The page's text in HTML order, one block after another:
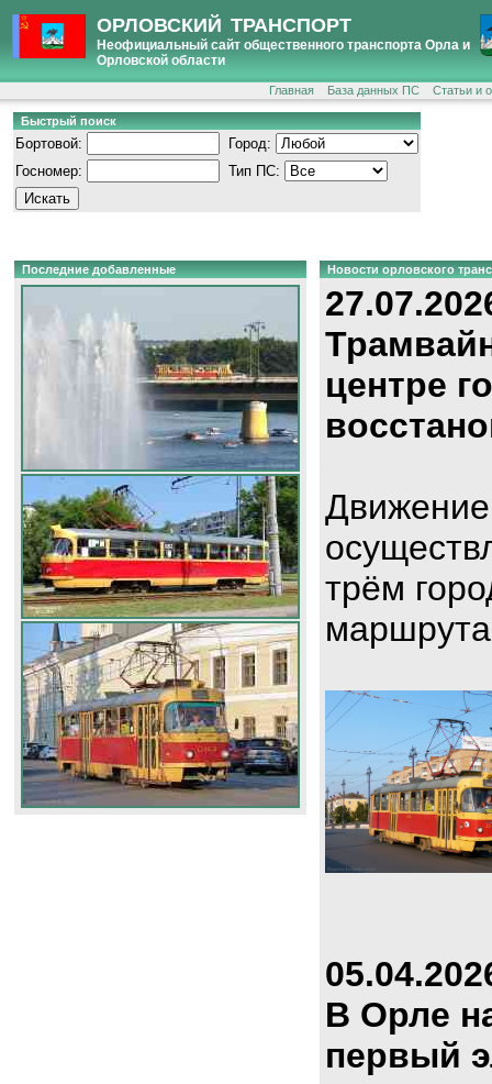
ОРЛОВСКИЙ ТРАНСПОРТ
Неофициальный сайт общественного транспорта Орла и
Орловской области
Главная База данных ПС Статьи и
Быстрый поиск
Бортовой:
Город:
Госномер:
Тип ПС:
Последние добавленные Новости орловского
центре
Движение
трём
В Орле
первый